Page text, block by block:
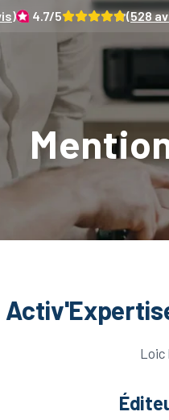
4.7/5 (528
Loic